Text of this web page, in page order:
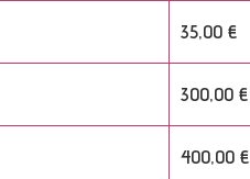
35,00 €
300,00 €
400,00 €